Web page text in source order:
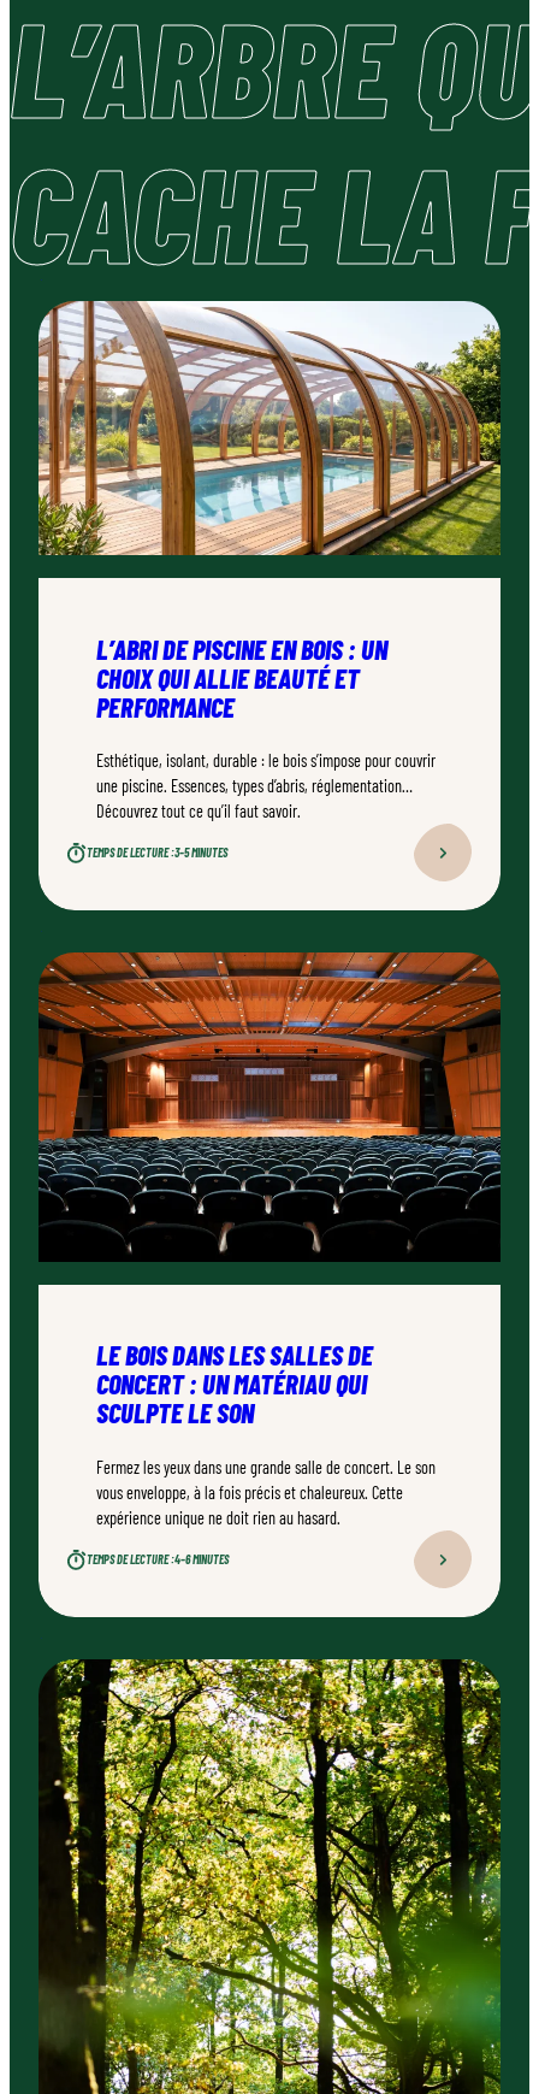
L’ARBRE
CACHE LA
L’ABRI DE PISCINE EN BOIS : UN
CHOIX QUI ALLIE BEAUTÉ ET
PERFORMANCE
Esthétique, isolant, durable : le bois s’impose pour couvrir
une piscine. Essences, types d’abris, réglementation…
Découvrez tout ce qu’il faut savoir.
TEMPS DE LECTURE :3–5 MINUTES
LE BOIS DANS LES SALLES DE
CONCERT : UN MATÉRIAU QUI
SCULPTE LE SON
Fermez les yeux dans une grande salle de concert. Le son
vous enveloppe, à la fois précis et chaleureux. Cette
expérience unique ne doit rien au hasard.
TEMPS DE LECTURE :4–6 MINUTES